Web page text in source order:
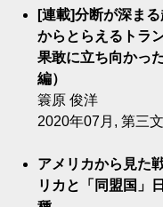
[連載]分断が深ま
からとらえるトラ
果敢に立ち向かっ
編）
簑原 俊洋
2020年07月, 第三
アメリカから見た
リカと「同盟国」